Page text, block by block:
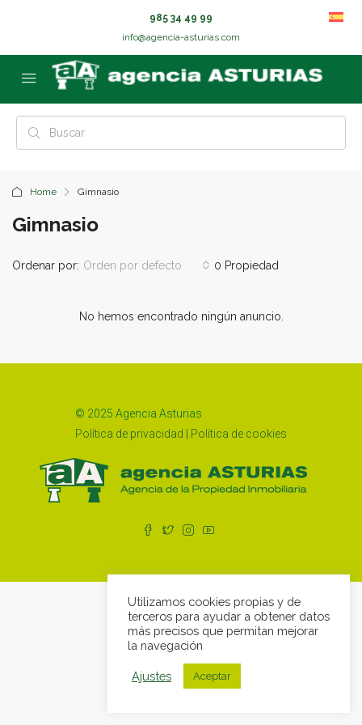
985 34 49 99
info@agencia-asturias.com
Home Gimnasio
Gimnasio
0 Propiedad
Ordenar por: Orden por defecto
No hemos encontrado ningún anuncio.
© 2025 Agencia Asturias
Política de privacidad
Política de cookies
Utilizamos cookies propias y de
terceros para ayudar a obtener datos
más precisos que permitan mejorar
la navegación
Ajustes Aceptar